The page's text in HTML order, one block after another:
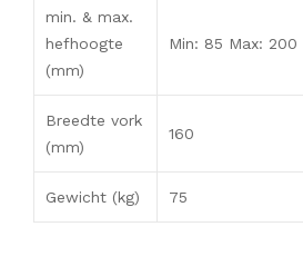
min. & max.
hefhoogte
(mm)
Min: 85 Max: 200
Breedte vork
(mm)
160
Gewicht (kg) 75